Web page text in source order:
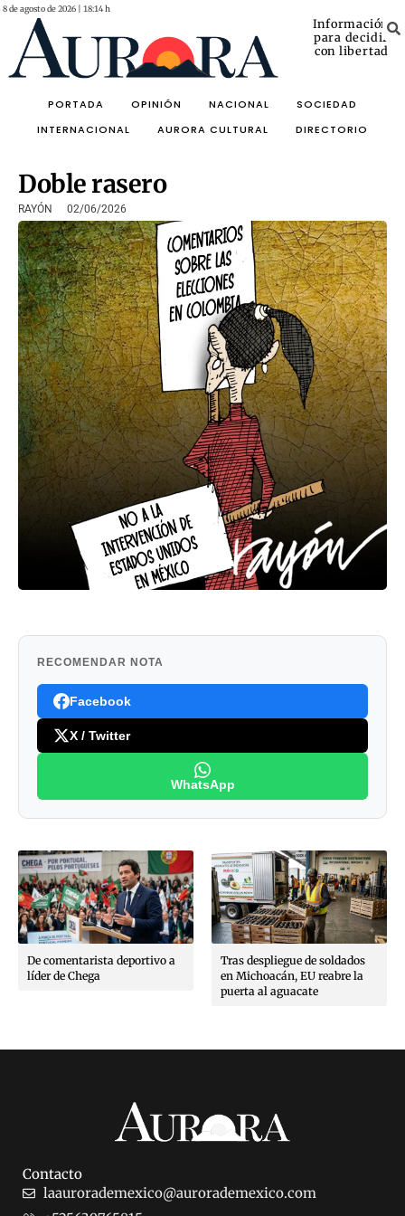
8 de agosto de 2026 | 18:14 h
Información
para decidir
con libertad
PORTADA OPINIÓN NACIONAL
SOCIEDAD
INTERNACIONAL
AURORA CULTURAL DIRECTORIO
Doble rasero
RAYÓN 02/06/2026
RECOMENDAR NOTA
Facebook
X / Twitter
WhatsApp
De comentarista deportivo a
líder de Chega
Tras despliegue de soldados
en Michoacán, EU reabre la
puerta al aguacate
Contacto
laaurorademexico@aurorademexico.com